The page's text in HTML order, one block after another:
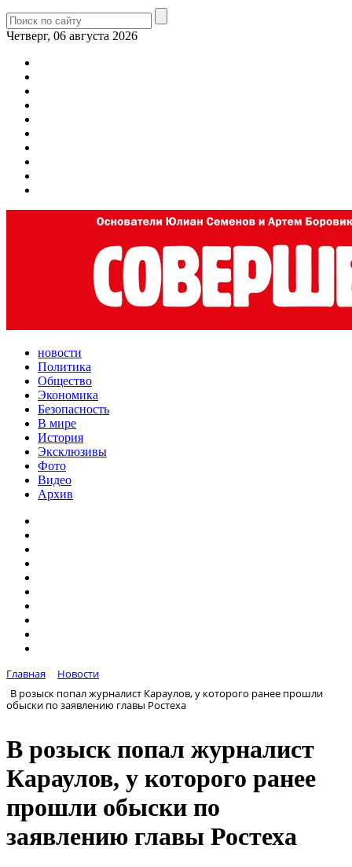
Четверг, 06 августа 2026
новости
Политика
Общество
Экономика
Безопасность
В мире
История
Эксклюзивы
Фото
Видео
Архив
Главная
Новости
В розыск попал журналист Караулов, у которого ранее прошли
обыски по заявлению главы Ростеха
В розыск попал журналист
Караулов, у которого ранее
прошли обыски по
заявлению главы Ростеха